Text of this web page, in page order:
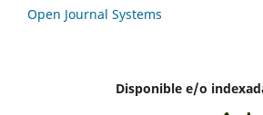
Open Journal Systems
Disponible e/o